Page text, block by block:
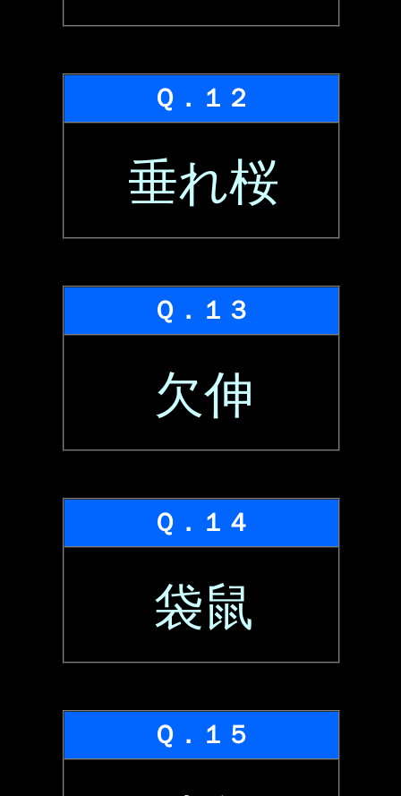
Ｑ．１２
垂れ桜
Ｑ．１３
欠伸
Ｑ．１４
袋鼠
Ｑ．１５